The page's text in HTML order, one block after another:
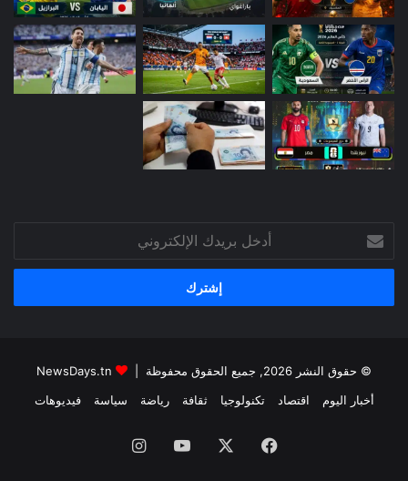
بريدك
الإلكتروني
© حقوق النشر 2026, جميع الحقوق محفوظة |
أخبار اليوم
اقتصاد تكنولوجيا ثقافة رياضة سياسة فيديوهات
فيسبوك ‫YouTubeانستقرام